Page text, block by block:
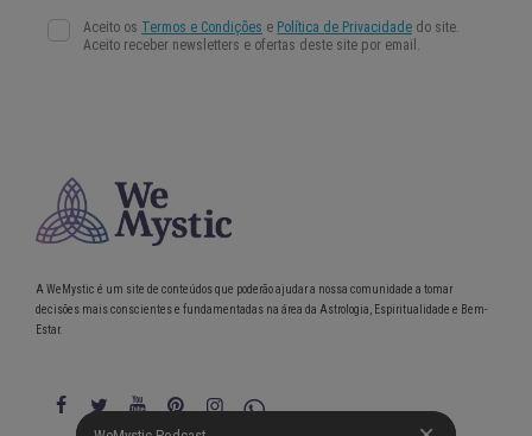
A WeMystic é um site de conteúdos que poderão ajudar a nossa comunidade a tomar
decisões mais conscientes e fundamentadas na área da Astrologia, Espiritualidade e Bem-
Estar.